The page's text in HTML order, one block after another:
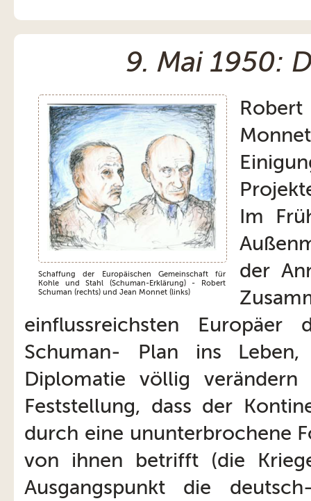
9. Mai 1950:
Schaffung der Europäischen Gemeinschaft für
Kohle und Stahl (Schuman-Erklärung) - Robert
Schuman (rechts) und Jean Monnet (links)
Im
der
einflussreichsten
Schuman- Plan ins
Diplomatie völlig
Feststellung, dass der
durch eine ununterbrochene
von ihnen betrifft (die
Ausgangspunkt die